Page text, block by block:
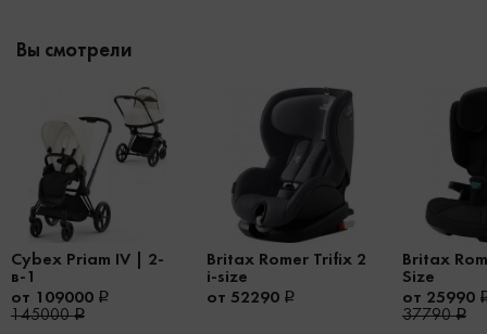
Вы смотрели
Cybex Priam IV | 2-
в-1
от 109000
145000
Britax Romer Trifix 2
i-size
от 52290
Britax
Size
от 25990
37790